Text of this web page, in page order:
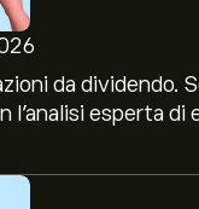
da dividendo.
esperta di